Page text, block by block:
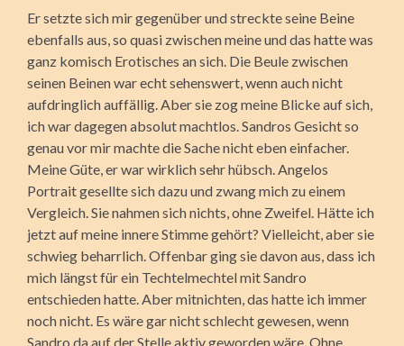
Er setzte sich mir gegenüber und streckte seine Beine
ebenfalls aus, so quasi zwischen meine und das hatte was
ganz komisch Erotisches an sich. Die Beule zwischen
seinen Beinen war echt sehenswert, wenn auch nicht
aufdringlich auffällig. Aber sie zog meine Blicke auf sich,
ich war dagegen absolut machtlos. Sandros Gesicht so
genau vor mir machte die Sache nicht eben einfacher.
Meine Güte, er war wirklich sehr hübsch. Angelos
Portrait gesellte sich dazu und zwang mich zu einem
Vergleich. Sie nahmen sich nichts, ohne Zweifel. Hätte ich
jetzt auf meine innere Stimme gehört? Vielleicht, aber sie
schwieg beharrlich. Offenbar ging sie davon aus, dass ich
mich längst für ein Techtelmechtel mit Sandro
entschieden hatte. Aber mitnichten, das hatte ich immer
noch nicht. Es wäre gar nicht schlecht gewesen, wenn
Sandro da auf der Stelle aktiv geworden wäre. Ohne